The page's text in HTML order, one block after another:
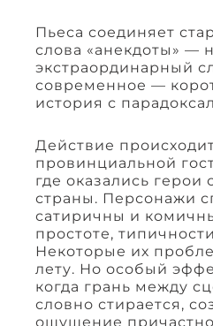
Пьеса соединяет
слова «анекдоты» —
экстраординарный
современное —
история с
Действие
провинциальной
где оказались герои
страны. Персонажи
сатиричны и
простоте,
Некоторые их
лету. Но особый
когда грань между
словно стирается,
ощущение